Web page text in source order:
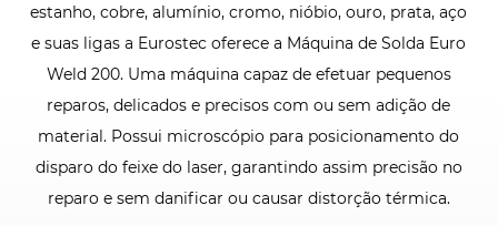
estanho, cobre, alumínio, cromo, nióbio, ouro, prata, aço
e suas ligas a Eurostec oferece a Máquina de Solda Euro
Weld 200. Uma máquina capaz de efetuar pequenos
reparos, delicados e precisos com ou sem adição de
material. Possui microscópio para posicionamento do
disparo do feixe do laser, garantindo assim precisão no
reparo e sem danificar ou causar distorção térmica.